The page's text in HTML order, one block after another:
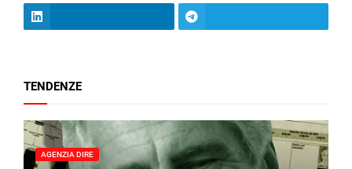
TENDENZE
AGENZIA DIRE